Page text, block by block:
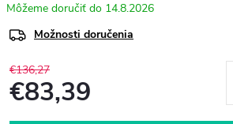
14.8.2026
Možnosti doručenia
€136,27
€83,39